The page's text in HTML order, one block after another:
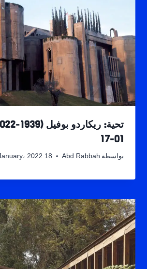
01-17
بواسطة Abd Rabbah 18 January، 2022